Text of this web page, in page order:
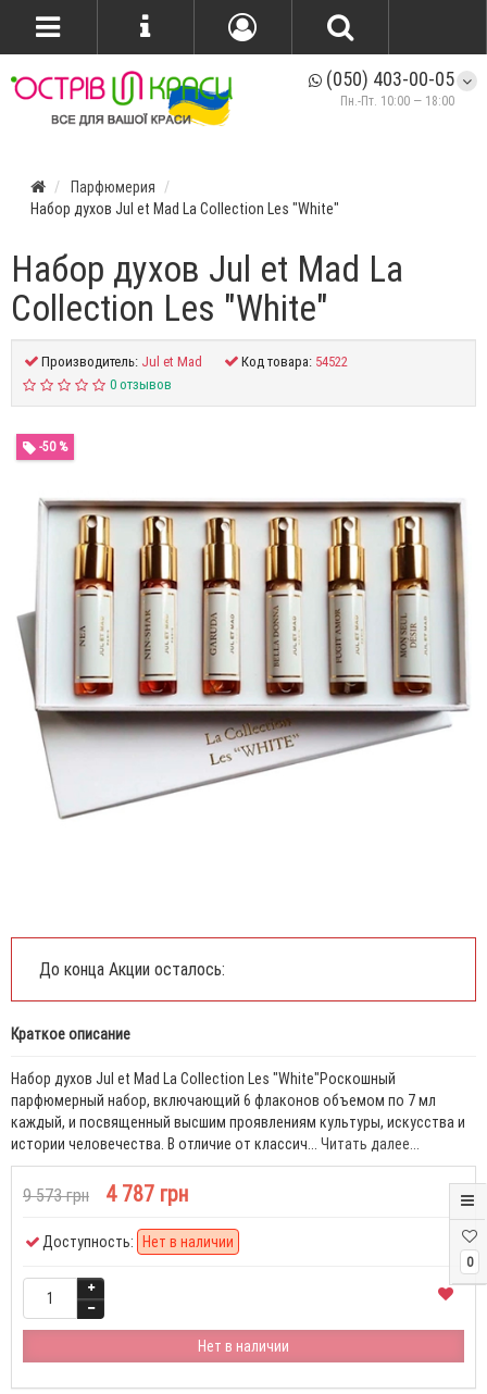
0
(050) 403-00-05
Пн.-Пт. 10:00 — 18:00
Парфюмерия
Набор духов Jul et Mad La Collection Les "White"
Набор духов Jul et Mad La
Collection Les "White"
Производитель: Jul et Mad Код товара: 54522
0 отзывов
-50 %
До конца Акции осталось:
Краткое описание
Набор духов Jul et Mad La Collection Les "White"Роскошный
парфюмерный набор, включающий 6 флаконов объемом по 7 мл
каждый, и посвященный высшим проявлениям культуры, искусства и
истории человечества. В отличие от классич... Читать далее...
9 573 грн 4 787 грн
Доступность: Нет в наличии
Нет в наличии